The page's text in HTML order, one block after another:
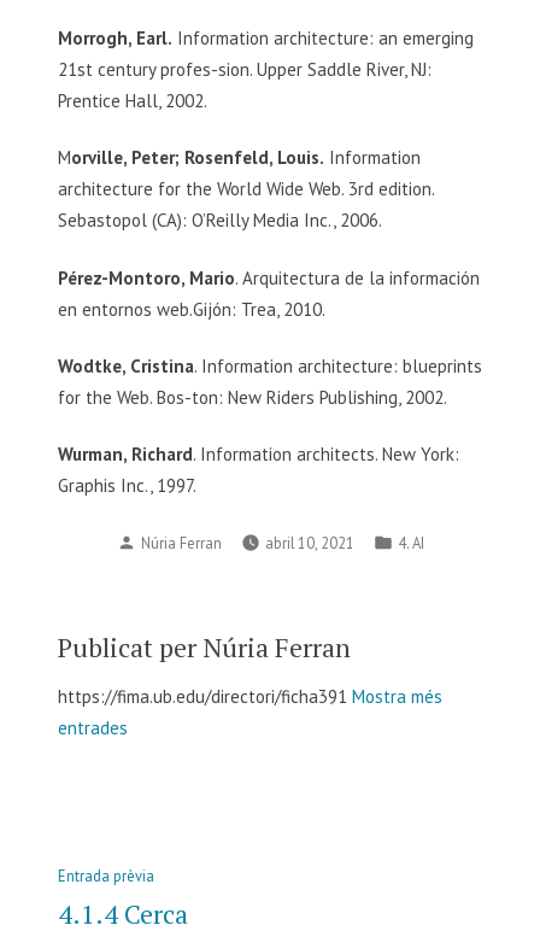
Morrogh, Earl. Information architecture: an emerging
21st century profes-sion. Upper Saddle River, NJ:
Prentice Hall, 2002.
Morville, Peter; Rosenfeld, Louis. Information
architecture for the World Wide Web. 3rd edition.
Sebastopol (CA): O’Reilly Media Inc., 2006.
Pérez-Montoro, Mario. Arquitectura de la información
en entornos web.Gijón: Trea, 2010.
Wodtke, Cristina. Information architecture: blueprints
for the Web. Bos-ton: New Riders Publishing, 2002.
Wurman, Richard. Information architects. New York:
Graphis Inc., 1997.
Publicat
Núria Ferran abril 10, 2021
Publicat
4. AI
Publicat per Núria Ferran
https://fima.ub.edu/directori/ficha391 Mostra més
entrades
Navegació
d'entrades
Entrada prèvia
anterior:
4.1.4 Cerca